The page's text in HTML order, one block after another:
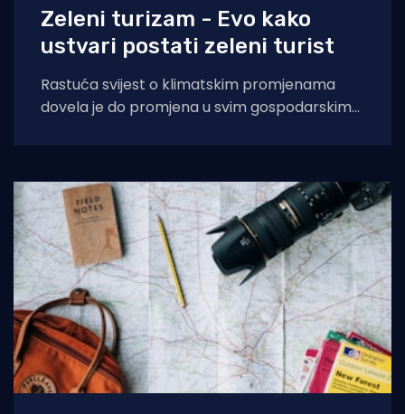
Zeleni turizam - Evo kako
ustvari postati zeleni turist
Rastuća svijest o klimatskim promjenama
dovela je do promjena u svim gospodarskim
ljudi. Te su